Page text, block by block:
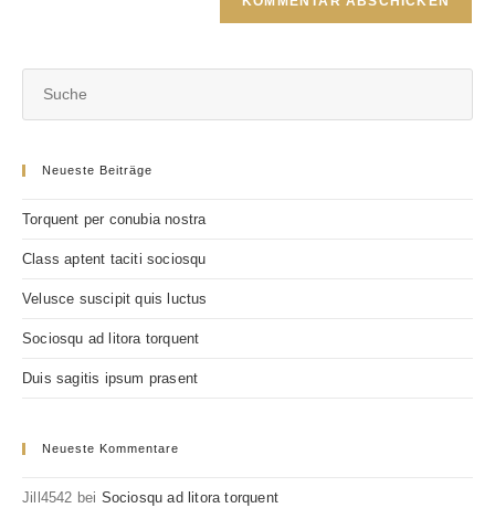
Neueste Beiträge
Torquent per conubia nostra
Class aptent taciti sociosqu
Velusce suscipit quis luctus
Sociosqu ad litora torquent
Duis sagitis ipsum prasent
Neueste Kommentare
Jill4542 bei Sociosqu ad litora torquent